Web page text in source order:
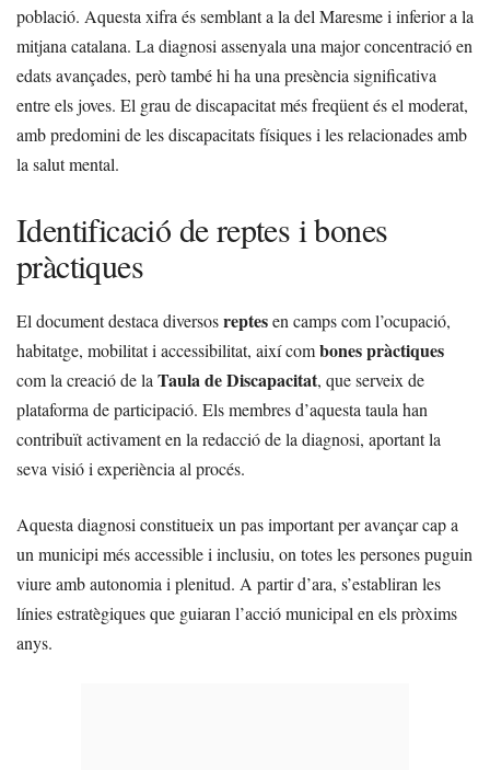
població. Aquesta xifra és semblant a la del Maresme i inferior a la
mitjana catalana. La diagnosi assenyala una major concentració en
edats avançades, però també hi ha una presència significativa
entre els joves. El grau de discapacitat més freqüent és el moderat,
amb predomini de les discapacitats físiques i les relacionades amb
la salut mental.
Identificació de reptes i bones
pràctiques
El document destaca diversosreptesen camps com l’ocupació,
habitatge, mobilitat i accessibilitat, així combones pràctiques
com la creació de la Taula de Discapacitat, que serveix de
plataforma de participació. Els membres d’aquesta taula han
contribuït activament en la redacció de la diagnosi, aportant la
seva visió i experiència al procés.
Aquesta diagnosi constitueix un pas important per avançar cap a
un municipi més accessible i inclusiu, on totes les persones puguin
viure amb autonomia i plenitud. A partir d’ara, s’establiran les
línies estratègiques que guiaran l’acció municipal en els pròxims
anys.